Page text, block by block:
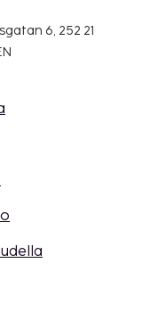
6, 252 21